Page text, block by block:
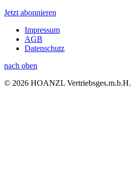
Jetzt abonnieren
Impressum
AGB
Datenschutz
nach oben
© 2026 HOANZL Vertriebsges.m.b.H.